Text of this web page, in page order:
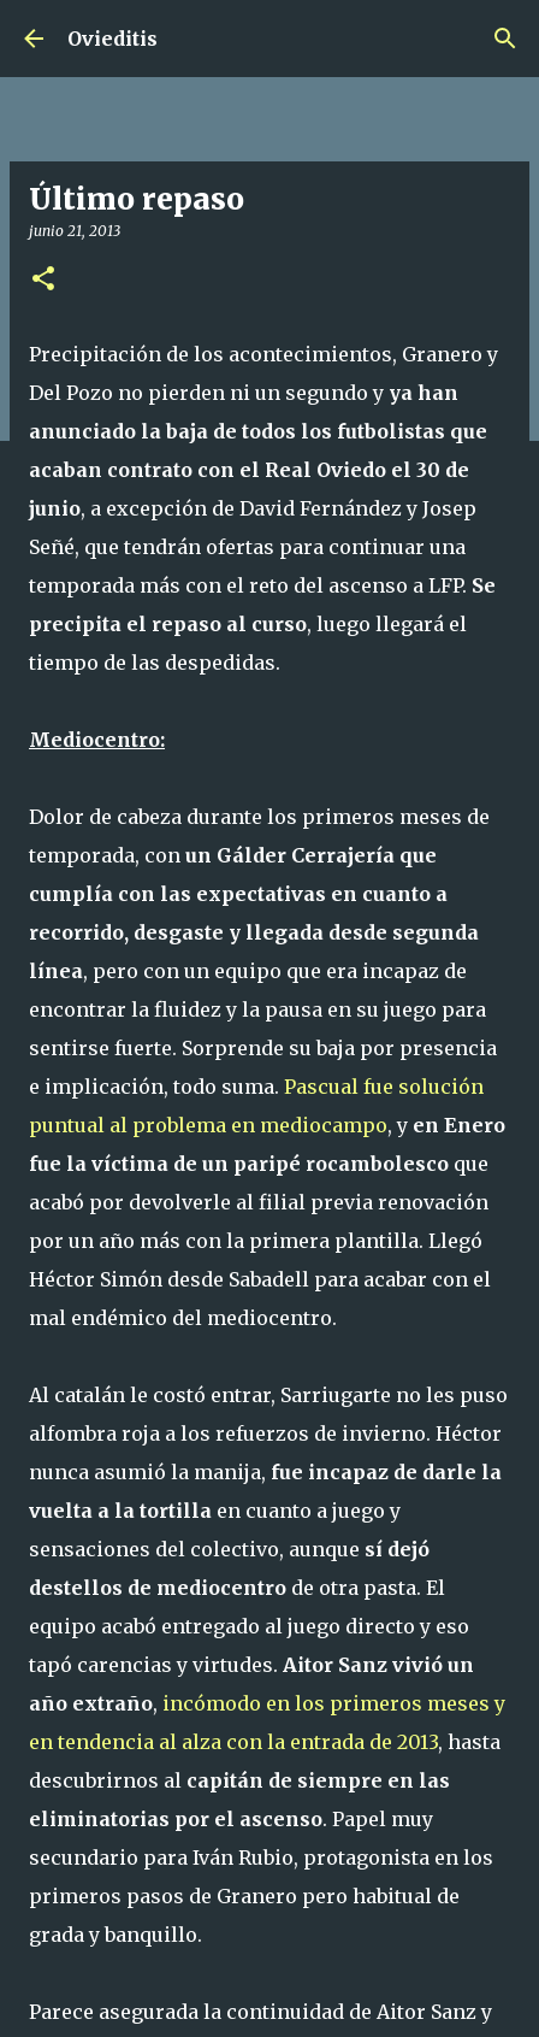
Ovieditis
Último repaso
junio 21, 2013
Precipitación de los acontecimientos, Granero y
Del Pozo no pierden ni un segundo y ya han
anunciado la baja de todos los futbolistas que
acaban contrato con el Real Oviedo el 30 de
junio, a excepción de David Fernández y Josep
Señé, que tendrán ofertas para continuar una
temporada más con el reto del ascenso a LFP. Se
precipita el repaso al curso, luego llegará el
tiempo de las despedidas.
Mediocentro:
Dolor de cabeza durante los primeros meses de
temporada, con un Gálder Cerrajería que
cumplía con las expectativas en cuanto a
recorrido, desgaste y llegada desde segunda
línea, pero con un equipo que era incapaz de
encontrar la fluidez y la pausa en su juego para
sentirse fuerte. Sorprende su baja por presencia
e implicación, todo suma. Pascual fue solución
puntual al problema en mediocampo, y en Enero
fue la víctima de un paripé rocambolesco que
acabó por devolverle al filial previa renovación
por un año más con la primera plantilla. Llegó
Héctor Simón desde Sabadell para acabar con el
mal endémico del mediocentro.
Al catalán le costó entrar, Sarriugarte no les puso
alfombra roja a los refuerzos de invierno. Héctor
nunca asumió la manija, fue incapaz de darle la
vuelta a la tortilla en cuanto a juego y
sensaciones del colectivo, aunque sí dejó
destellos de mediocentro de otra pasta. El
equipo acabó entregado al juego directo y eso
tapó carencias y virtudes. Aitor Sanz vivió un
año extraño, incómodo en los primeros meses y
en tendencia al alza con la entrada de 2013, hasta
descubrirnos al capitán de siempre en las
eliminatorias por el ascenso. Papel muy
secundario para Iván Rubio, protagonista en los
primeros pasos de Granero pero habitual de
grada y banquillo.
Parece asegurada la continuidad de Aitor Sanz y